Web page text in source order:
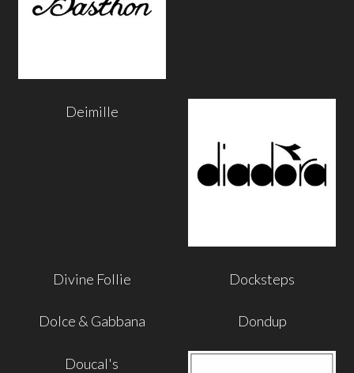
Deimille
Divine Follie Docksteps
Dolce & Gabbana Dondup
Doucal's